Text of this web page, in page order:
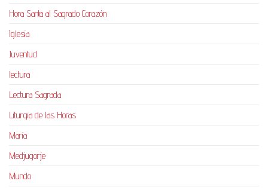
Hora Santa al Sagrado Corazón
Iglesia
Juventud
lectura
Lectura Sagrada
Liturgia de las Horas
María
Medjugorje
Mundo